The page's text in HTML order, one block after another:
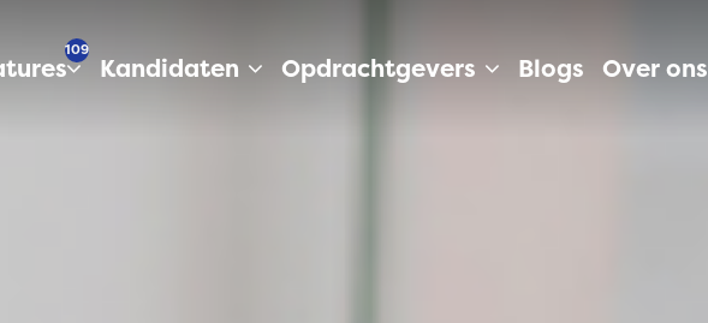
109
Kandidaten Opdrachtgevers Blogs Over ons